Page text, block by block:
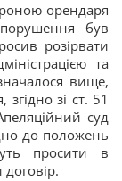
орендаря
був
розірвати
та
вище,
зі ст. 51
суд
до положень
просити в